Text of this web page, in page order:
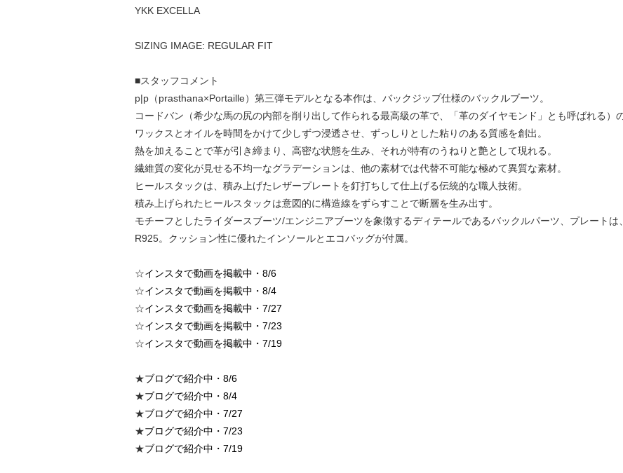
YKK EXCELLA
SIZING IMAGE: REGULAR FIT
■スタッフコメント
p|p（prasthana×Portaille）第三弾モデルとなる本作は、バックジップ仕様のバックルブーツ。
コードバン（希少な馬の尻の内部を削り出して作られる最高級の革で、「革のダイヤモンド」とも呼ばれる）
ワックスとオイルを時間をかけて少しずつ浸透させ、ずっしりとした粘りのある質感を創出。
熱を加えることで⾰が引き締まり、⾼密な状態を⽣み、それが特有のうねりと艶として現れる。
繊維質の変化が⾒せる不均⼀なグラデーションは、他の素材では代替不可能な極めて異質な素材。
ヒールスタックは、積み上げたレザープレートを釘打ちして仕上げる伝統的な職⼈技術。
積み上げられたヒールスタックは意図的に構造線をずらすことで断層を⽣み出す。
モチーフとしたライダースブーツ/エンジニアブーツを象徴するディテールであるバックルパーツ、プレート
R925。クッション性に優れたインソールとエコバッグが付属。
☆インスタで動画を掲載中・8/6
☆インスタで動画を掲載中・8/4
☆インスタで動画を掲載中・7/27
☆インスタで動画を掲載中・7/23
☆インスタで動画を掲載中・7/19
★ブログで紹介中・8/6
★ブログで紹介中・8/4
★ブログで紹介中・7/27
★ブログで紹介中・7/23
★ブログで紹介中・7/19